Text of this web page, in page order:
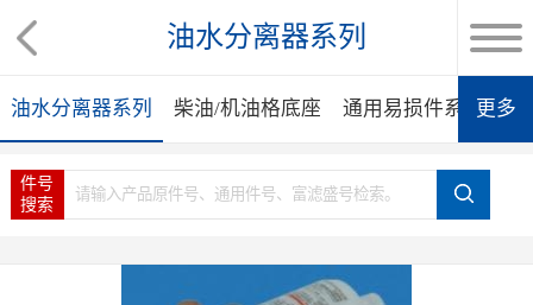
油水分离器系列
油水分离器系列 柴油/机油格底座 通用易损件系列 集
更多
件号
搜索